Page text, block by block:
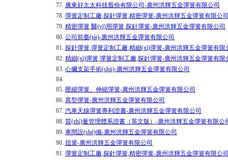
77. 廣東好太太科技股份有限公司-廣州洪輝五金彈簧有限公司
78. 彈簧定制工廠,探針彈簧,精密彈簧-廣州洪輝五金彈簧有限公
79. 精密彈簧,醫(yī)用彈簧,探針彈簧-廣州洪輝五金彈簧有限公司
80. 公司前臺(tái)-廣州洪輝五金彈簧有限公司
81. 探針彈簧,彈簧定制工廠,精細(xì)彈簧-廣州洪輝五金彈簧有限
82. 精細(xì)彈簧,彈簧定制工廠,探針彈簧-廣州洪輝五金彈簧有限
83. 心臟支架手術(shù)-廣州洪輝五金彈簧有限公司
84.
85. 壓縮彈簧、伸縮彈簧-廣州洪輝五金彈簧有限公司
86. 異型彈簧-廣州洪輝五金彈簧有限公司
87. 汽車天線彈簧專利證書-廣州洪輝五金彈簧有限公司
88. 質(zhì)量管理體系證書（英文版）-廣州洪輝五金彈簧有限公
89. 車間設(shè)備-廣州洪輝五金彈簧有限公司
90. 扭簧-廣州洪輝五金彈簧有限公司
91. 彈簧定制工廠,探針彈簧,精密彈簧-廣州洪輝五金彈簧有限公